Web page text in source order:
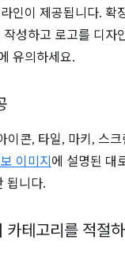
인이 제공됩니다. 확
작성하고 로고를 디자
유의하세요.
이콘, 타일, 마키, 스
이미지 에 설명된 대
됩니다.
카테고리를 적절